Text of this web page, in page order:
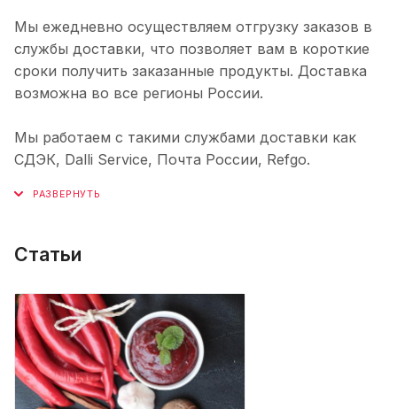
Мы ежедневно осуществляем отгрузку заказов в
службы доставки, что позволяет вам в короткие
сроки получить заказанные продукты. Доставка
возможна во все регионы России.
Мы работаем с такими службами доставки как
СДЭК, Dalli Service, Почта России, Refgo.
Статьи